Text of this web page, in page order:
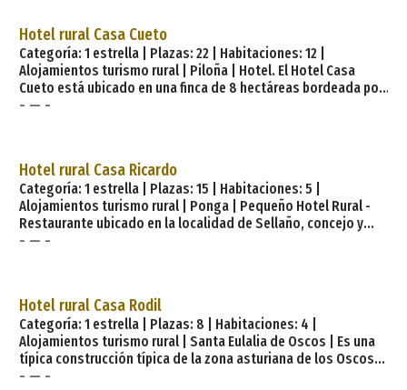
en numerosas ocasiones, y actualmente cuenta con unas
modernas instalaciones: Calefacción Televisión Cafeter
Hotel rural Casa Cueto
Categoría: 1 estrella | Plazas: 22 | Habitaciones: 12 |
Alojamientos turismo rural | Piloña | Hotel. El Hotel Casa
Cueto está ubicado en una finca de 8 hectáreas bordeada por
el río La Marea. La construcción original es la típica de las
con tranquilidad, aire puro y comodidad&;&;#35;33;.
Habitacion
- — -
Hotel rural Casa Ricardo
Categoría: 1 estrella | Plazas: 15 | Habitaciones: 5 |
Alojamientos turismo rural | Ponga | Pequeño Hotel Rural -
Restaurante ubicado en la localidad de Sellaño, concejo y
Parque Natural de Ponga, a 20 Km de Cangas de Onís. La
descansar, practicar senderismo y todo tipo de actividades
deportivas al aire libre. Servicios establecimien
- — -
Hotel rural Casa Rodil
Categoría: 1 estrella | Plazas: 8 | Habitaciones: 4 |
Alojamientos turismo rural | Santa Eulalia de Oscos | Es una
típica construcción típica de la zona asturiana de los Oscos
rehabilitada y acondicionada como hotel rural (abierto todo
- — -